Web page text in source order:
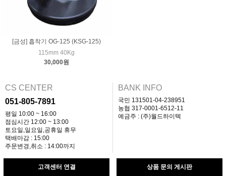
[금성] 흡착기 OG-125 (KSG-125)
115mm 40Kg
30,000원
CS CENTER
051-805-7891
평일 10:00 ~ 16:00
점심시간 12:00 ~ 13:00
토요일,일요일,공휴일 휴무
택배마감 : 15:00
주문변경,취소 : 14:00까지
BANK INFO
국민 131501-04-238951
농협 317-0001-6512-11
예금주 : (주)월드하이텍
고객센터 연결 상품 문의 게시판